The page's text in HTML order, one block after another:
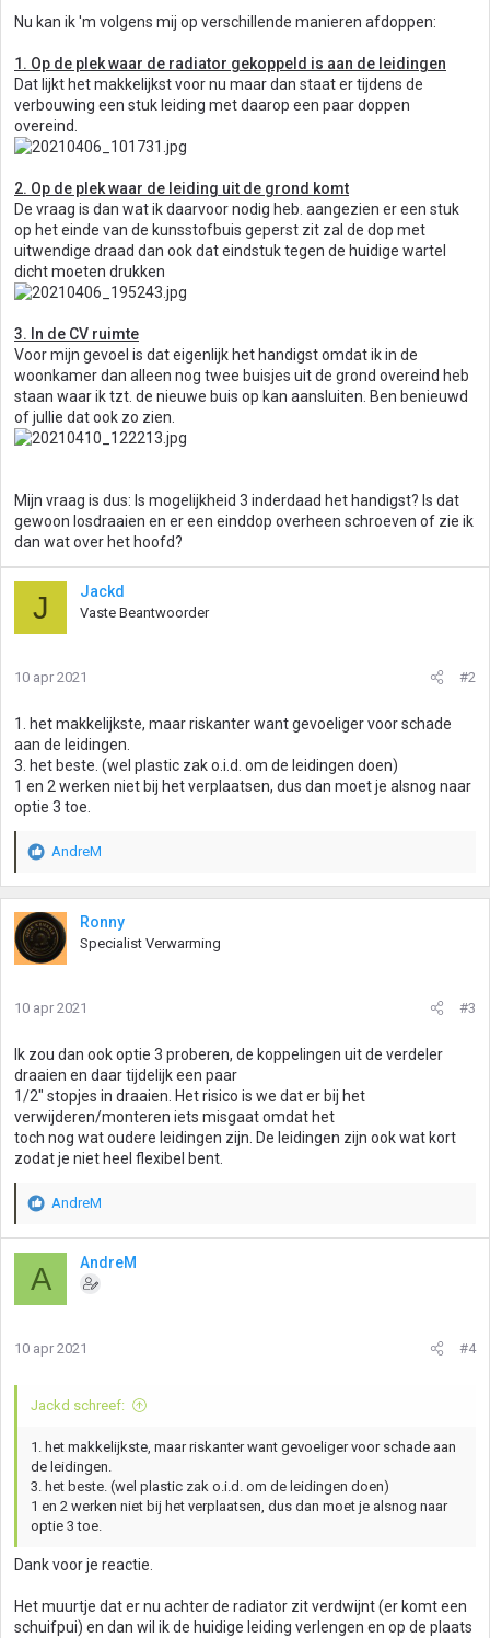
Nu kan ik 'm volgens mij op verschillende manieren afdoppen:
1. Op de plek waar de radiator gekoppeld is aan de leidingen
Dat lijkt het makkelijkst voor nu maar dan staat er tijdens de
verbouwing een stuk leiding met daarop een paar doppen
overeind.
2. Op de plek waar de leiding uit de grond komt
De vraag is dan wat ik daarvoor nodig heb. aangezien er een stuk
op het einde van de kunsstofbuis geperst zit zal de dop met
uitwendige draad dan ook dat eindstuk tegen de huidige wartel
dicht moeten drukken
3. In de CV ruimte
Voor mijn gevoel is dat eigenlijk het handigst omdat ik in de
woonkamer dan alleen nog twee buisjes uit de grond overeind heb
staan waar ik tzt. de nieuwe buis op kan aansluiten. Ben benieuwd
of jullie dat ook zo zien.
Mijn vraag is dus: Is mogelijkheid 3 inderdaad het handigst? Is dat
gewoon losdraaien en er een einddop overheen schroeven of zie ik
dan wat over het hoofd?
J Jackd
Vaste Beantwoorder
10 apr 2021 #2
1. het makkelijkste, maar riskanter want gevoeliger voor schade
aan de leidingen.
3. het beste. (wel plastic zak o.i.d. om de leidingen doen)
1 en 2 werken niet bij het verplaatsen, dus dan moet je alsnog naar
optie 3 toe.
W
a
r
d
e
n
e
n
:
AndreM
Ronny
Specialist Verwarming
10 apr 2021 #3
Ik zou dan ook optie 3 proberen, de koppelingen uit de verdeler
draaien en daar tijdelijk een paar
1/2" stopjes in draaien. Het risico is we dat er bij het
verwijderen/monteren iets misgaat omdat het
toch nog wat oudere leidingen zijn. De leidingen zijn ook wat kort
zodat je niet heel flexibel bent.
W
a
d
e
i
e
AndreM
A AndreM
10 apr 2021 #4
Jackd schreef:
1. het makkelijkste, maar riskanter want gevoeliger voor schade aan
de leidingen.
3. het beste. (wel plastic zak o.i.d. om de leidingen doen)
1 en 2 werken niet bij het verplaatsen, dus dan moet je alsnog naar
optie 3 toe.
Dank voor je reactie.
Het muurtje dat er nu achter de radiator zit verdwijnt (er komt een
schuifpui) en dan wil ik de huidige leiding verlengen en op de plaats